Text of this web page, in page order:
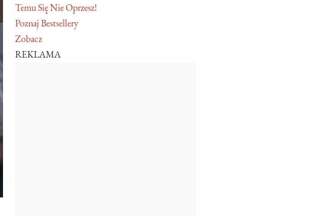
Temu Się Nie Oprzesz!
Poznaj Bestsellery
Zobacz
REKLAMA